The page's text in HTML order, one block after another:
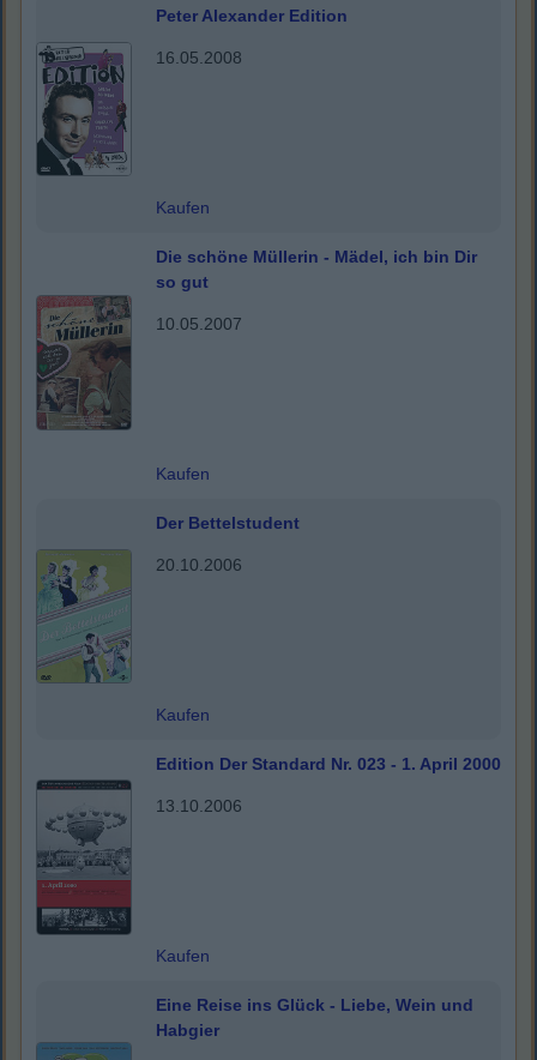
Peter Alexander Edition
16.05.2008
Kaufen
Die schöne Müllerin - Mädel, ich bin Dir
so gut
10.05.2007
Kaufen
Der Bettelstudent
20.10.2006
Kaufen
Edition Der Standard Nr. 023 - 1. April 2000
13.10.2006
Kaufen
Eine Reise ins Glück - Liebe, Wein und
Habgier